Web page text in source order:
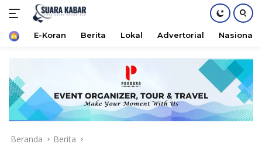
konten
HomeE-Koran Berita Lokal Advertorial Nasional
Beranda Berita